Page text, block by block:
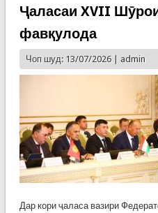
ШАШМОҲАИ
Ҷаласаи XVII
фавқулода
Чоп шуд: 13/07/2026 | admin
Дар кори ҷаласа вазири